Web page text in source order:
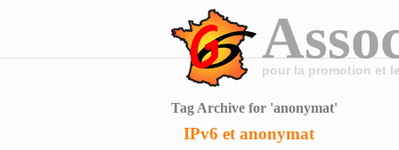
pour la promotion et
Tag Archive for 'anonymat'
IPv6 et anonymat